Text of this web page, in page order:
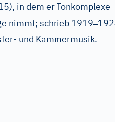
in dem er Tonkomplexe
nimmt; schrieb 1919–
und Kammermusik.